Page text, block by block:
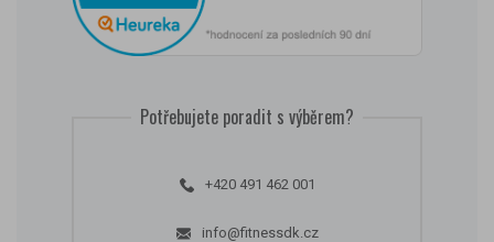
Potřebujete poradit s výběrem?
+420 491 462 001
info@fitnessdk.cz